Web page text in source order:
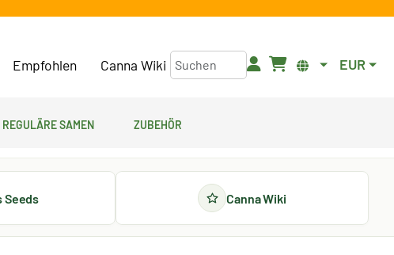
Empfohlen Canna Wiki EUR
Reguläre Samen Zubehör
Seeds Canna Wiki